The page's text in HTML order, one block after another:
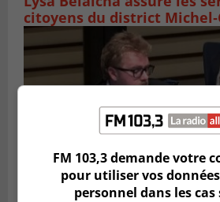
citoyens du district
FM 103,3 demande votre
pour utiliser vos
personnel dans les